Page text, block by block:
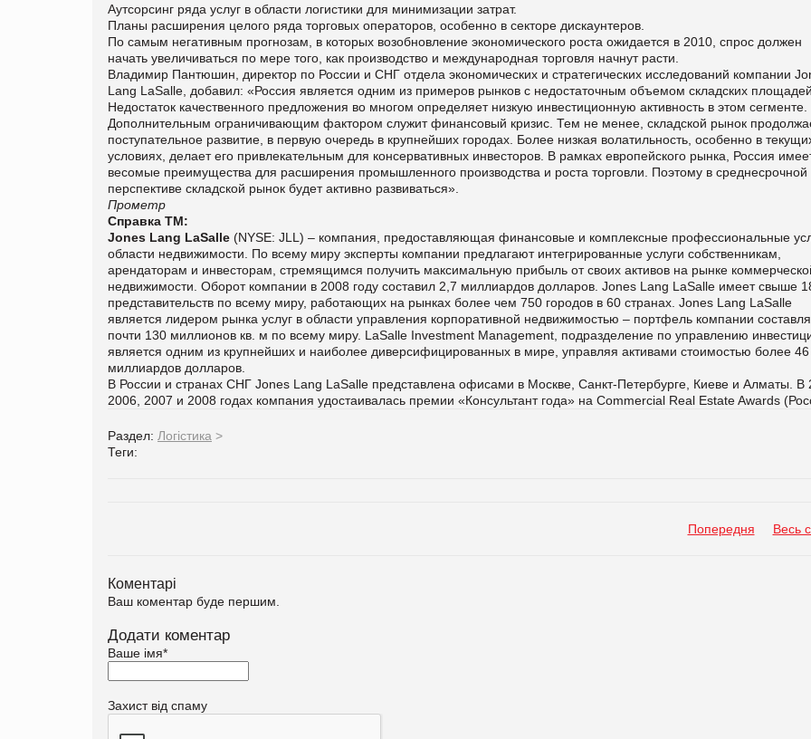
Аутсорсинг ряда услуг в области логистики для минимизации затрат.
Планы расширения целого ряда торговых операторов, особенно в секторе дискаунтеров.
По самым негативным прогнозам, в которых возобновление экономического роста ожидается в 2010, спрос должен
начать увеличиваться по мере того, как производство и международная торговля начнут расти.
Владимир Пантюшин, директор по России и СНГ отдела экономических и стратегических исследований компании
Lang LaSalle, добавил: «Россия является одним из примеров рынков с недостаточным объемом складских площадей.
Недостаток качественного предложения во многом определяет низкую инвестиционную активность в этом сегменте.
Дополнительным ограничивающим фактором служит финансовый кризис. Тем не менее, складской рынок
поступательное развитие, в первую очередь в крупнейших городах. Более низкая волатильность, особенно в
условиях, делает его привлекательным для консервативных инвесторов. В рамках европейского рынка, Россия
весомые преимущества для расширения промышленного производства и роста торговли. Поэтому в среднесрочной
перспективе складской рынок будет активно развиваться».
Прометр
Справка ТМ:
Jones Lang LaSalle (NYSE: JLL) – компания, предоставляющая финансовые и комплексные профессиональные
области недвижимости. По всему миру эксперты компании предлагают интегрированные услуги собственникам,
арендаторам и инвесторам, стремящимся получить максимальную прибыль от своих активов на рынке
недвижимости. Оборот компании в 2008 году составил 2,7 миллиардов долларов. Jones Lang LaSalle имеет свыше
представительств по всему миру, работающих на рынках более чем 750 городов в 60 странах. Jones Lang LaSalle
является лидером рынка услуг в области управления корпоративной недвижимостью – портфель компании
почти 130 миллионов кв. м по всему миру. LaSalle Investment Management, подразделение по управлению
является одним из крупнейших и наиболее диверсифицированных в мире, управляя активами стоимостью более 46
миллиардов долларов.
В России и странах СНГ Jones Lang LaSalle представлена офисами в Москве, Санкт-Петербурге, Киеве и Алматы. В
2006, 2007 и 2008 годах компания удостаивалась премии «Консультант года» на Commercial Real Estate Awards
Раздел: Логістика >
Теги:
Попередня Весь
Коментарі
Ваш коментар буде першим.
Додати коментар
Ваше імя*
Захист від спаму